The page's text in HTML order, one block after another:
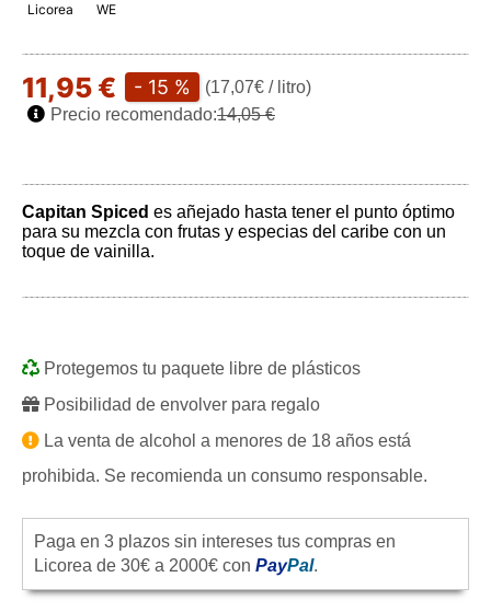
Licorea WE
11,95 € - 15 %
(17,07€ / litro)
Precio recomendado:14,05 €
Capitan Spiced es añejado hasta tener el punto óptimo
para su mezcla con frutas y especias del caribe con un
toque de vainilla.
Protegemos tu paquete libre de plásticos
Posibilidad de envolver para regalo
La venta de alcohol a menores de 18 años está
prohibida. Se recomienda un consumo responsable.
Paga en 3 plazos sin intereses tus compras en
Licorea de 30€ a 2000€ con PayPal.